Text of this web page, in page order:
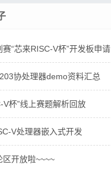
赛“芯来RISC-V杯”开发板申请
协处理器demo资料汇总
V杯”线上赛题解析回放
V处理器嵌入式开发
区开放啦~~~~